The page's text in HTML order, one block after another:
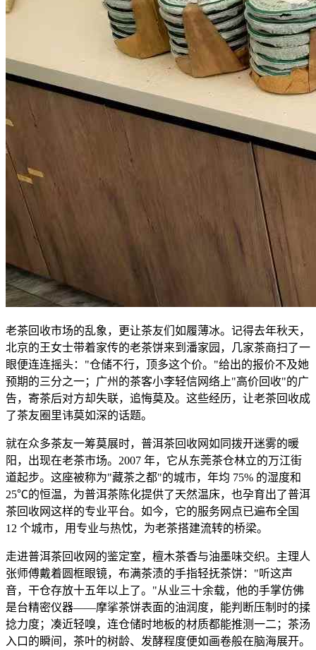
老茶回收市场的乱象，更让茶友们如履薄冰。记得去年秋天，
北京的王女士带着家传的老茶饼来到潘家园，几家茶商扫了一
眼便连连摇头："仓储不行，顶多这个价。"给出的报价不及她
预期的三分之一；广州的茶客小李轻信网络上"高价回收"的广
告，寄茶后对方却失联，追悔莫及。这些经历，让老茶回收成
了茶友圈里讳莫如深的话题。
就在众多茶友一筹莫展时，普洱茶回收网如同拨开迷雾的暖
阳，出现在老茶市场。2007 年，它从东莞茶仓林立的万江街
道起步。这座被称为"藏茶之都"的城市，年均 75% 的湿度和
25℃的恒温，为普洱茶陈化提供了天然温床，也孕育出了普洱
茶回收网这样的专业平台。如今，它的服务网点已遍布全国
12 个城市，用专业与热忱，为老茶搭建流转的桥梁。
走进普洱茶回收网的鉴定室，檀木茶香与油墨味交织。主理人
张师傅戴着圆框眼镜，布满茶渍的手指轻抚茶饼："听这声
音，干仓存放十五年以上了。"从业三十余载，他的手掌仿佛
是台精密仪器——摩挲茶饼表面的油润度，能判断压制时的揉
捻力度；凑近轻嗅，连仓储时地板的材质都能推测一二；茶汤
入口的瞬间，茶叶的树龄、发酵程度便如画卷般在脑海展开。